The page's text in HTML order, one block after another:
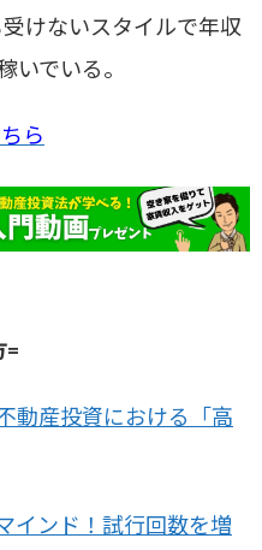
けないスタイルで年収
いでいる。
ら
=
動産投資における「高
インド！試行回数を増